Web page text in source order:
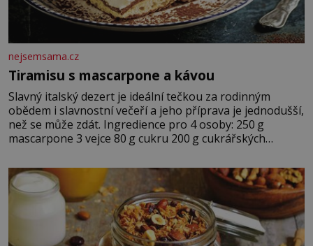
nejsemsama.cz
Tiramisu s mascarpone a kávou
Slavný italský dezert je ideální tečkou za rodinným
obědem i slavnostní večeří a jeho příprava je jednodušší,
než se může zdát. Ingredience pro 4 osoby: 250 g
mascarpone 3 vejce 80 g cukru 200 g cukrářských
posypání Postup: Oddělte žloutky od bílků. Žloutky
vyšlehejte s cukrem do světlé pěny a postupně do nich
vmíchejte mascarpone, aby vznikl hladký